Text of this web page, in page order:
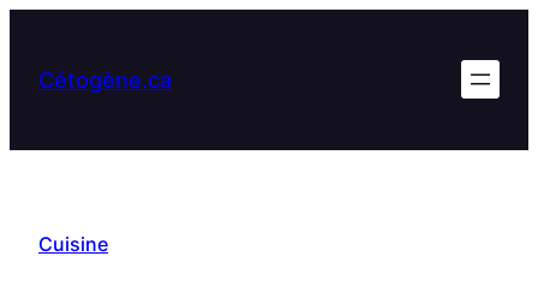
contenu
Cétogène.ca
Cuisine